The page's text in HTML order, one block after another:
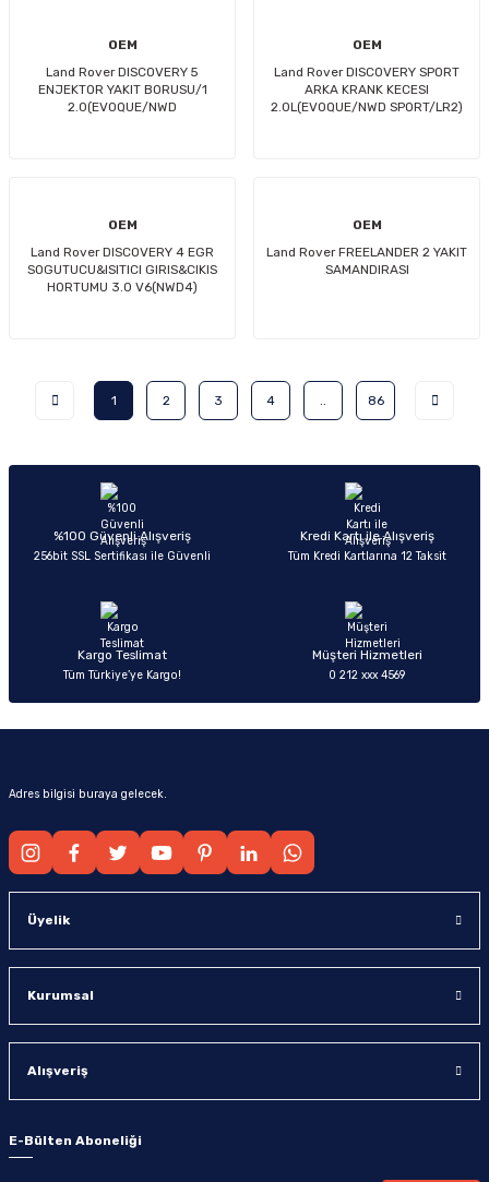
OEM
Land Rover DISCOVERY 5
ENJEKTOR YAKIT BORUSU/1
2.0(EVOQUE/NWD
OEM
Land Rover DISCOVERY SPORT
ARKA KRANK KECESI
2.0L(EVOQUE/NWD SPORT/LR2)
OEM
Land Rover DISCOVERY 4 EGR
SOGUTUCU&ISITICI GIRIS&CIKIS
HORTUMU 3.0 V6(NWD4)
OEM
Land Rover FREELANDER 2 YAKIT
SAMANDIRASI
1 2 3 4 86
%100 Güvenli Alışveriş
256bit SSL Sertifikası ile Güvenli
Kredi Kartı ile Alışveriş
Tüm Kredi Kartlarına 12 Taksit
Kargo Teslimat
Tüm Türkiye’ye Kargo!
Müşteri Hizmetleri
0 212 xxx 4569
Adres bilgisi buraya gelecek.
Üyelik
Kurumsal
Alışveriş
E-Bülten Aboneliği